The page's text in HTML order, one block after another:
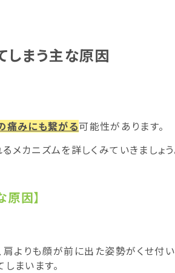
しまう主な原因
痛みにも繋がる可能性があります。
メカニズムを詳しくみていきましょう
原因】
肩よりも顔が前に出た姿勢がくせ付
まいます。